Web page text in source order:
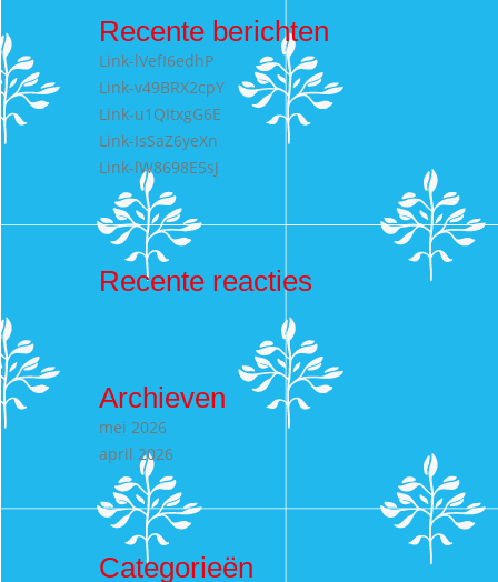
Recente berichten
Link-lVefI6edhP
Link-v49BRX2cpY
Link-u1QItxgG6E
Link-IsSaZ6yeXn
Link-lW8698E5sJ
Recente reacties
Archieven
mei 2026
april 2026
Categorieën